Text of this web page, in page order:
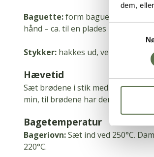
dem,
Samtykkevalg
Baguette:form baguette ved at
hånd – ca. til en plades bredde –
Stykker: hakkes ud, vendes i
Hævetid
Sæt brødene i stik med stikpose
min, til brødene har den ønskede
Bagetemperatur
Bageriovn:Sæt ind ved 250°C.
220°C.